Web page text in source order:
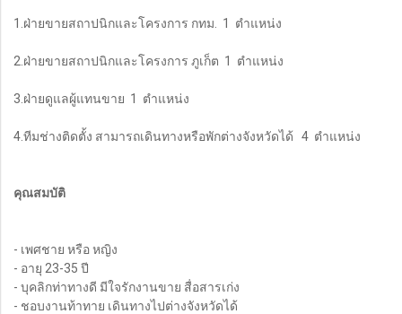
1.ฝ่ายขายสถาปนิกและโครงการ กทม. 1 ตำแหน่ง
2.ฝ่ายขายสถาปนิกและโครงการ ภูเก็ต 1 ตำแหน่ง
3.ฝ่ายดูแลผู้แทนขาย 1 ตำแหน่ง
4.ทีมช่างติดตั้ง สามารถเดินทางหรือพักต่างจังหวัดได้ 4 ตำแหน่ง
คุณสมบัติ
- เพศชาย หรือ หญิง
- อายุ 23-35 ปี
- บุคลิกท่าทางดี มีใจรักงานขาย สื่อสารเก่ง
- ชอบงานท้าทาย เดินทางไปต่างจังหวัดได้